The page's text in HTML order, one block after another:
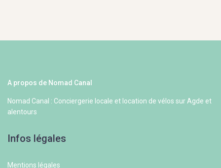
A propos de Nomad Canal
Nomad Canal : Conciergerie locale et location de vélos sur Agde et
alentours
Infos légales
Mentions légales